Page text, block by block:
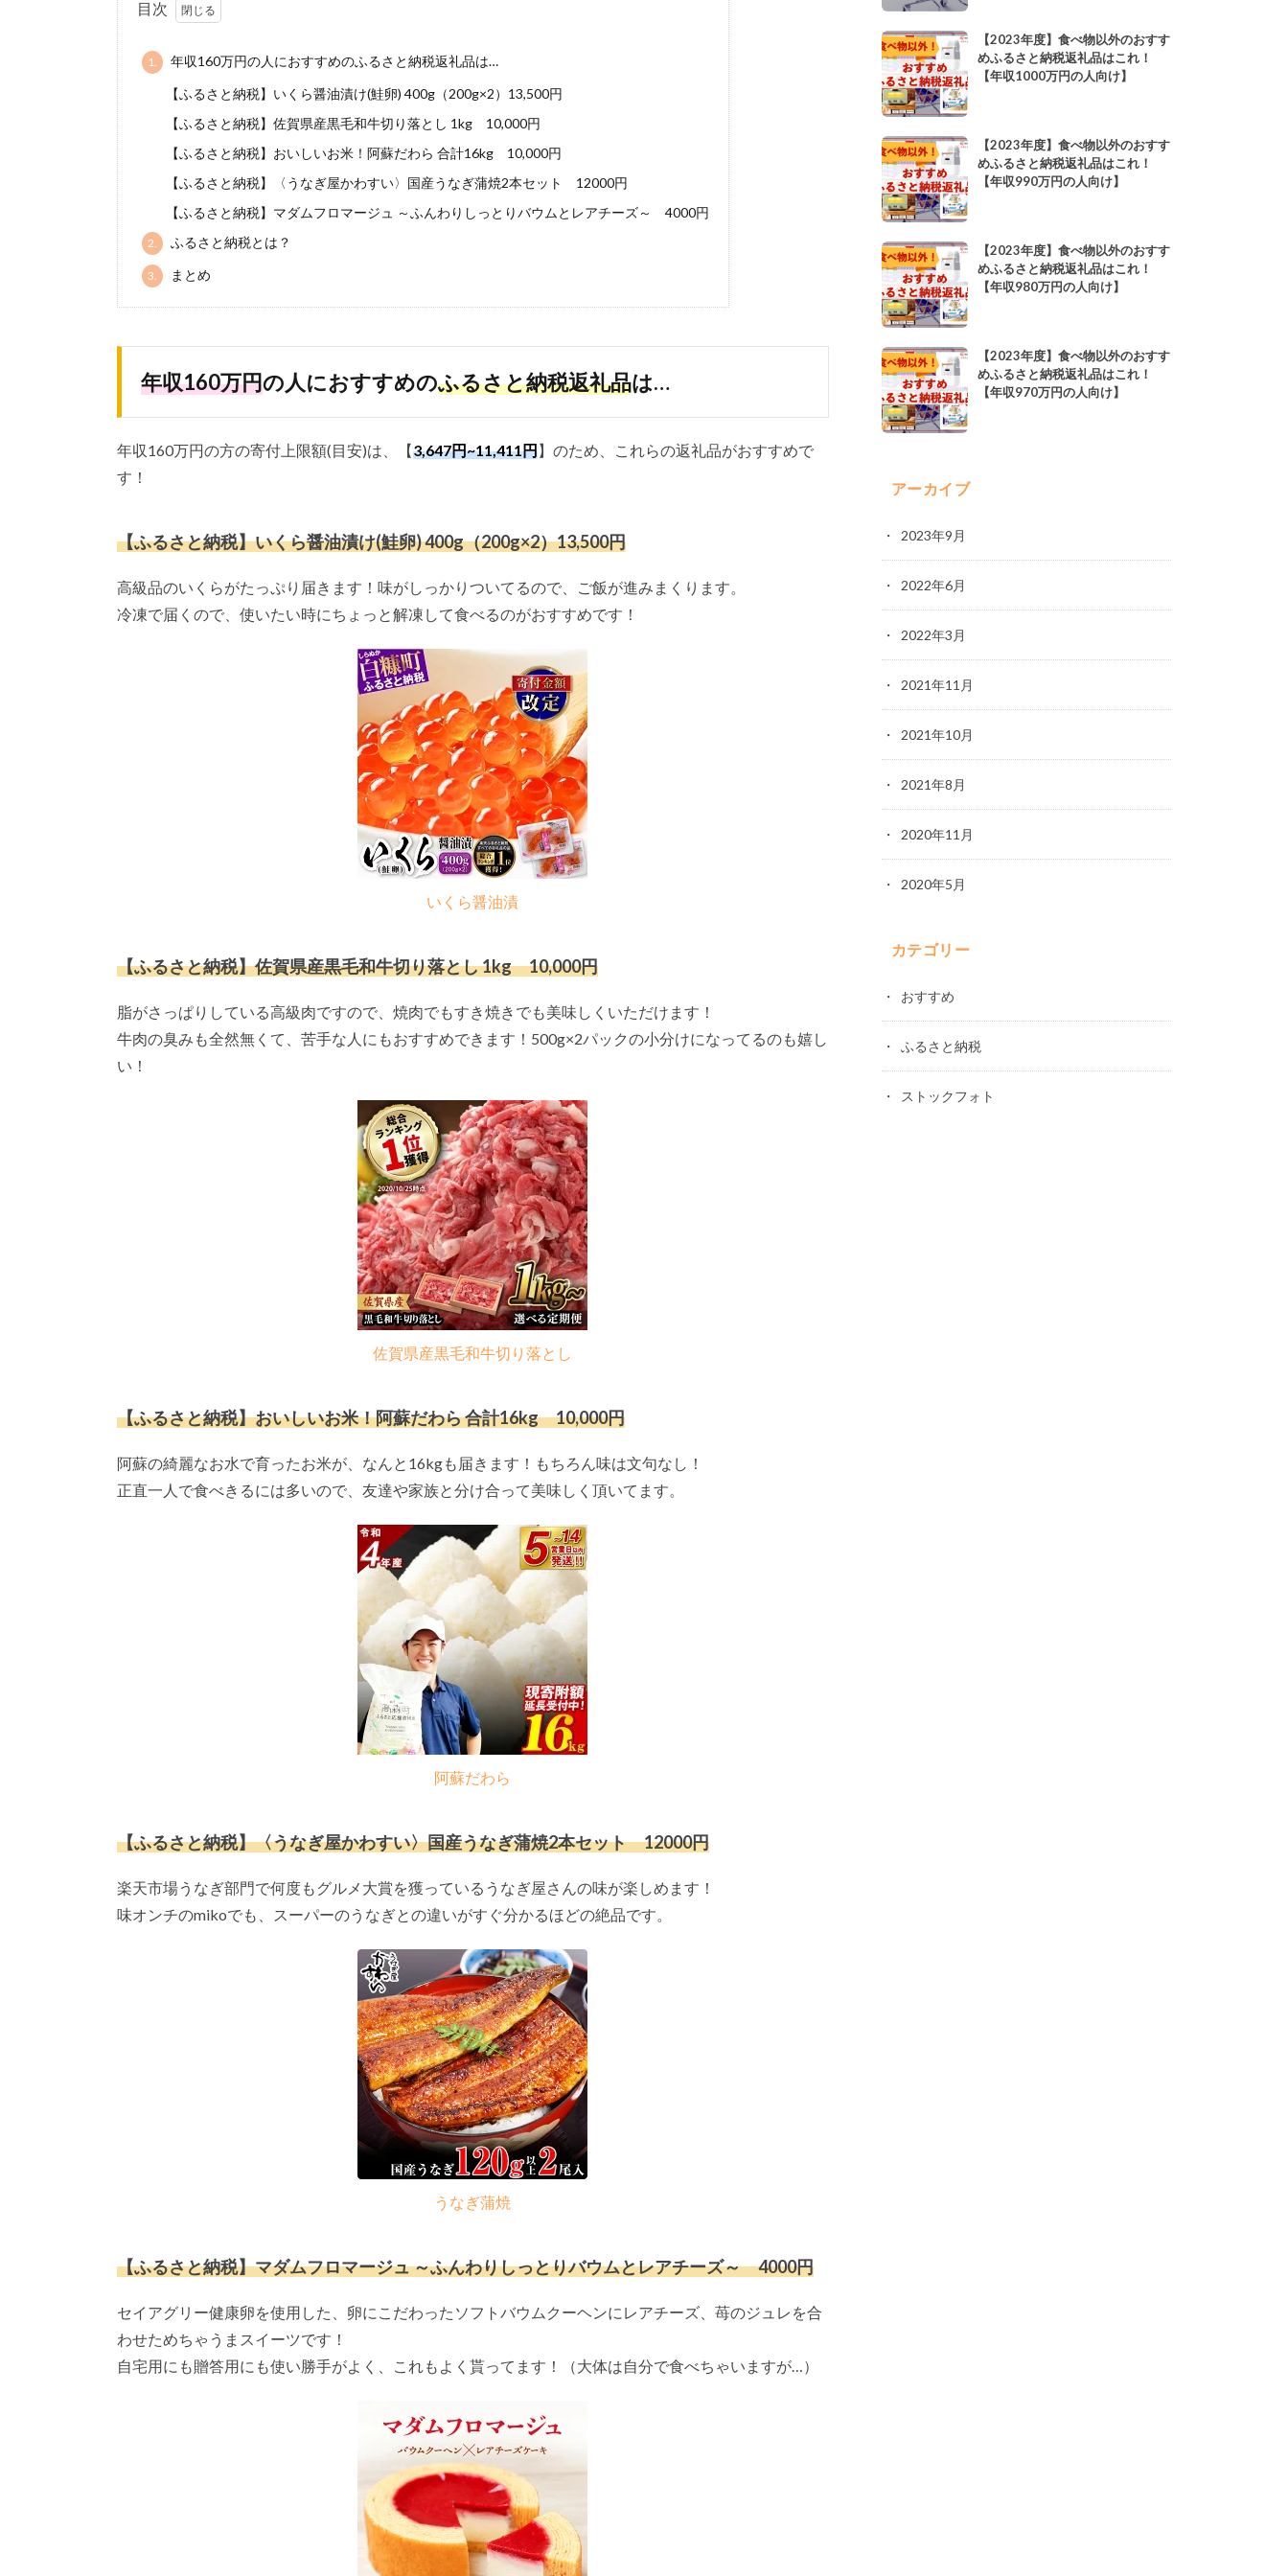
目次
1.
年収160万円の人におすすめのふるさと納税返礼品は…
【ふるさと納税】いくら醤油漬け(鮭卵) 400g（200g×2）13,500円
【ふるさと納税】佐賀県産黒毛和牛切り落とし 1kg 10,000円
【ふるさと納税】おいしいお米！阿蘇だわら 合計16kg 10,000円
【ふるさと納税】〈うなぎ屋かわすい〉国産うなぎ蒲焼2本セット 12000円
【ふるさと納税】マダムフロマージュ ～ふんわりしっとりバウムとレアチーズ～ 4000円
2. ふるさと納税とは？
3. まとめ
年収160万円の人におすすめのふるさと納税返礼品は…
年収160万円の方の寄付上限額(目安)は、【3,647円~11,411円】のため、これらの返礼品がおすすめで
す！
【ふるさと納税】いくら醤油漬け(鮭卵) 400g（200g×2）13,500円
高級品のいくらがたっぷり届きます！味がしっかりついてるので、ご飯が進みまくります。
冷凍で届くので、使いたい時にちょっと解凍して食べるのがおすすめです！
いくら醤油漬
【ふるさと納税】佐賀県産黒毛和牛切り落とし 1kg 10,000円
脂がさっぱりしている高級肉ですので、焼肉でもすき焼きでも美味しくいただけます！
牛肉の臭みも全然無くて、苦手な人にもおすすめできます！500g×2パックの小分けになってるのも嬉し
い！
佐賀県産黒毛和牛切り落とし
【ふるさと納税】おいしいお米！阿蘇だわら 合計16kg 10,000円
阿蘇の綺麗なお水で育ったお米が、なんと16kgも届きます！もちろん味は文句なし！
正直一人で食べきるには多いので、友達や家族と分け合って美味しく頂いてます。
阿蘇だわら
【ふるさと納税】〈うなぎ屋かわすい〉国産うなぎ蒲焼2本セット 12000円
楽天市場うなぎ部門で何度もグルメ大賞を獲っているうなぎ屋さんの味が楽しめます！
味オンチのmikoでも、スーパーのうなぎとの違いがすぐ分かるほどの絶品です。
うなぎ蒲焼
【ふるさと納税】マダムフロマージュ ～ふんわりしっとりバウムとレアチーズ～ 4000円
セイアグリー健康卵を使用した、卵にこだわったソフトバウムクーヘンにレアチーズ、苺のジュレを合
わせためちゃうまスイーツです！
自宅用にも贈答用にも使い勝手がよく、これもよく貰ってます！（大体は自分で食べちゃいますが…）
【2023年度】食べ物以外のおすす
めふるさと納税返礼品はこれ！
【年収1000万円の人向け】
【2023年度】食べ物以外のおすす
めふるさと納税返礼品はこれ！
【年収990万円の人向け】
【2023年度】食べ物以外のおすす
めふるさと納税返礼品はこれ！
【年収980万円の人向け】
【2023年度】食べ物以外のおすす
めふるさと納税返礼品はこれ！
【年収970万円の人向け】
アーカイブ
2023年9月
2022年6月
2022年3月
2021年11月
2021年10月
2021年8月
2020年11月
2020年5月
カテゴリー
おすすめ
ふるさと納税
ストックフォト